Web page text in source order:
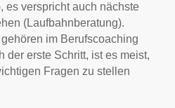
es verspricht auch nächste
(Laufbahnberatung).
im Berufscoaching
der erste Schritt, ist es meist,
Fragen zu stellen